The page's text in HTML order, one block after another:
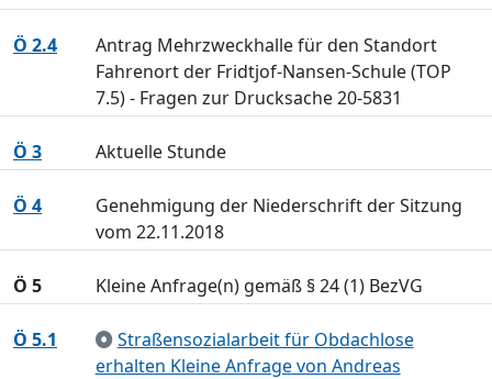
Ö 2.4
Antrag Mehrzweckhalle für den Standort
Fahrenort der Fridtjof-Nansen-Schule (TOP
7.5) - Fragen zur Drucksache 20-5831
Ö 3 Aktuelle Stunde
Ö 4
Genehmigung der Niederschrift der Sitzung
vom 22.11.2018
Ö 5 Kleine Anfrage(n) gemäß § 24 (1) BezVG
Ö 5.1
Straßensozialarbeit für Obdachlose
erhalten Kleine Anfrage von Andreas